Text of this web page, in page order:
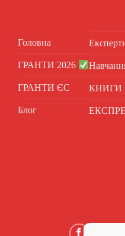
Головна
ГРАНТИ 2026
ГРАНТИ ЄС
Блог
КНИГИ